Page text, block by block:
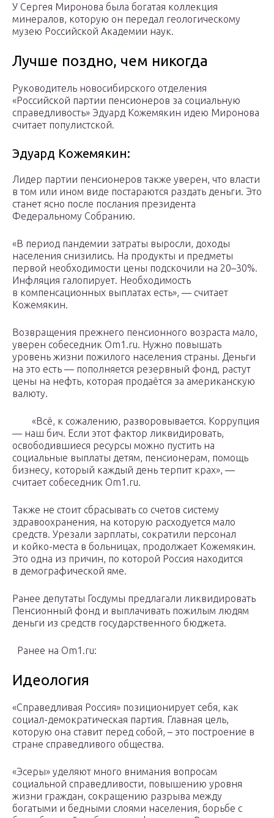
У Сергея Миронова была богатая коллекция
минералов, которую он передал геологическому
музею Российской Академии наук.
Лучше поздно, чем никогда
Руководитель новосибирского отделения
«Российской партии пенсионеров за социальную
справедливость» Эдуард Кожемякин идею Миронова
считает популистской.
Эдуард Кожемякин:
Лидер партии пенсионеров также уверен, что власти
в том или ином виде постараются раздать деньги. Это
станет ясно после послания президента
Федеральному Собранию.
«В период пандемии затраты выросли, доходы
населения снизились. На продукты и предметы
первой необходимости цены подскочили на 20–30%.
Инфляция галопирует. Необходимость
в компенсационных выплатах есть», — считает
Кожемякин.
Возвращения прежнего пенсионного возраста мало,
уверен собеседник Om1.ru. Нужно повышать
уровень жизни пожилого населения страны. Деньги
на это есть — пополняется резервный фонд, растут
цены на нефть, которая продаётся за американскую
валюту.
«Всё, к сожалению, разворовывается. Коррупция
— наш бич. Если этот фактор ликвидировать,
освободившиеся ресурсы можно пустить на
социальные выплаты детям, пенсионерам, помощь
бизнесу, который каждый день терпит крах», —
считает собеседник Om1.ru.
Также не стоит сбрасывать со счетов систему
здравоохранения, на которую расходуется мало
средств. Урезали зарплаты, сократили персонал
и койко-места в больницах, продолжает Кожемякин.
Это одна из причин, по которой Россия находится
в демографической яме.
Ранее депутаты Госдумы предлагали ликвидировать
Пенсионный фонд и выплачивать пожилым людям
деньги из средств государственного бюджета.
Ранее на Om1.ru:
Идеология
«Справедливая Россия» позиционирует себя, как
социал-демократическая партия. Главная цель,
которую она ставит перед собой, – это построение в
стране справедливого общества.
«Эсеры» уделяют много внимания вопросам
социальной справедливости, повышению уровня
жизни граждан, сокращению разрыва между
богатыми и бедными слоями населения, борьбе с